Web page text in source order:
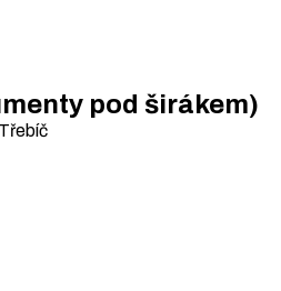
pod širákem)
Třebíč